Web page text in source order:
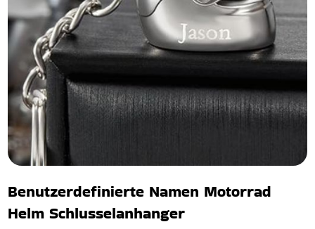
Benutzerdefinierte Namen Motorrad
Helm Schlusselanhanger